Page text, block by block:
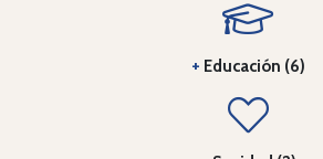
+ Educación (6)